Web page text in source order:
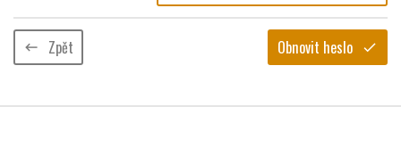
keyboard_backspace Zpět Obnovit heslo check